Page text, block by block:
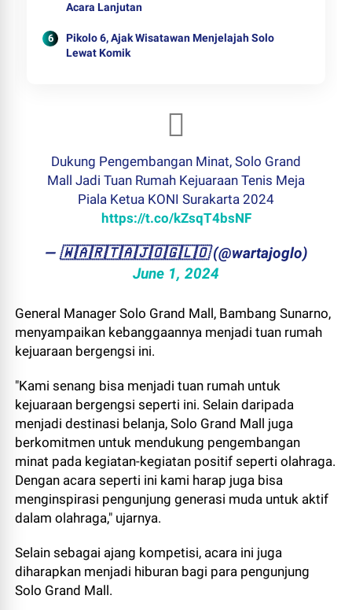
Acara Lanjutan
Pikolo 6, Ajak Wisatawan Menjelajah Solo
Lewat Komik
Dukung Pengembangan Minat, Solo Grand
Mall Jadi Tuan Rumah Kejuaraan Tenis Meja
Piala Ketua KONI Surakarta 2024
https://t.co/kZsqT4bsNF
— ​🇼​​🇦​​🇷​​🇹​​🇦​​🇯​​🇴​​🇬​​🇱​​🇴 (@wartajoglo)
June 1, 2024
General Manager Solo Grand Mall, Bambang Sunarno,
menyampaikan kebanggaannya menjadi tuan rumah
kejuaraan bergengsi ini.
"Kami senang bisa menjadi tuan rumah untuk
kejuaraan bergengsi seperti ini. Selain daripada
menjadi destinasi belanja, Solo Grand Mall juga
berkomitmen untuk mendukung pengembangan
minat pada kegiatan-kegiatan positif seperti olahraga.
Dengan acara seperti ini kami harap juga bisa
menginspirasi pengunjung generasi muda untuk aktif
dalam olahraga," ujarnya.
Selain sebagai ajang kompetisi, acara ini juga
diharapkan menjadi hiburan bagi para pengunjung
Solo Grand Mall.